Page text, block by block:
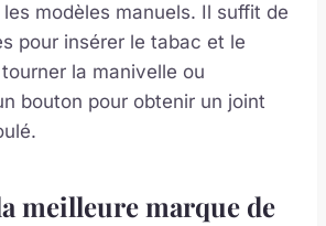
modèles manuels. Il suffit de
pour insérer le tabac et le
la manivelle ou
bouton pour obtenir un joint
meilleure marque de